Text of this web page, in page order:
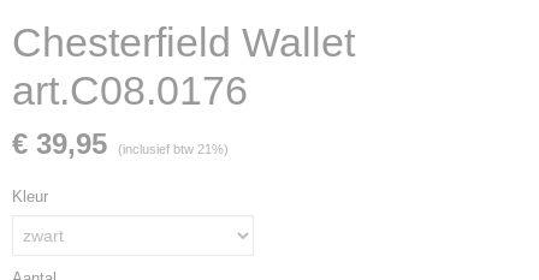
Chesterfield Wallet
art.C08.0176
€ 39,95 (inclusief btw 21%)
Kleur